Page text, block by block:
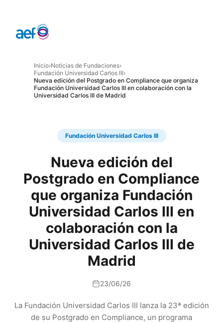
Inicio›Noticias de Fundaciones›
Fundación Universidad Carlos III›
Nueva edición del Postgrado en Compliance que organiza
Fundación Universidad Carlos III en colaboración con la
Universidad Carlos III de Madrid
Fundación Universidad Carlos III
Nueva edición del
Postgrado en Compliance
que organiza Fundación
Universidad Carlos III en
colaboración con la
Universidad Carlos III de
Madrid
23/06/26
La Fundación Universidad Carlos III lanza la 23ª edición
de su Postgrado en Compliance, un programa